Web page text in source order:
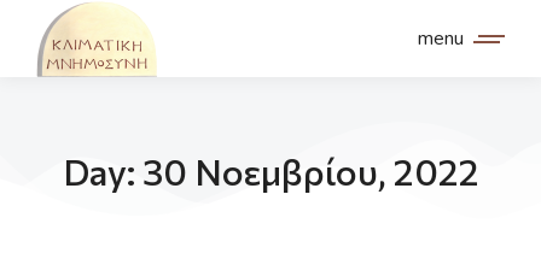
menu
Day: 30 Νοεμβρίου, 2022